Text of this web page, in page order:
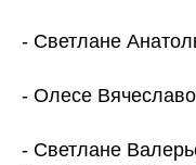
- Светлане
- Олесе
- Светлане